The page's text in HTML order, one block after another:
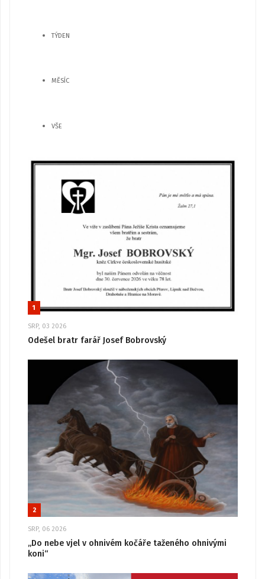
TÝDEN
MĚSÍC
VŠE
1
SRP, 03 2026
Odešel bratr farář Josef Bobrovský
2
SRP, 06 2026
„Do nebe vjel v ohnivém kočáře taženého ohnivými
koni“